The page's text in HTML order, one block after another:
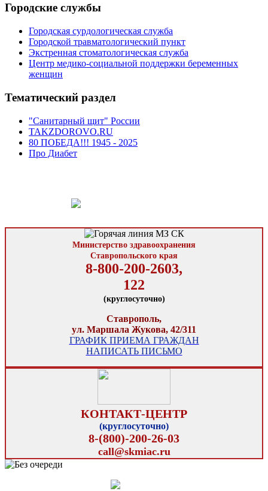
Городские службы
Городская сурдологическая служба
Городской травматологический пункт
Экстренная стоматологическая служба
Центр медико-социальной поддержки беременных
женщин
Тематический раздел
"Санитарный щит" России
TAKZDOROVO.RU
80 ПОБЕДА!!! 1945 - 2025
Про Диабет
Министерство здравоохранения
Ставропольского края
8-800-200-2603,
122
(круглосуточно)
Ставрополь,
ул. Маршала Жукова, 42/311
ГРАФИК ПРИЕМА ГРАЖДАН
НАПИСАТЬ ПИСЬМО
КОНТАКТ-ЦЕНТР
(круглосуточно)
8-(800)-200-26-03
call@skmiac.ru